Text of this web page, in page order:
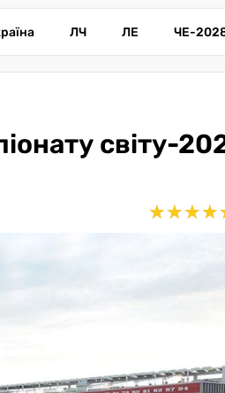
ЛЧ ЛЕ ЧЕ-
світу-
★★★★
★★★★